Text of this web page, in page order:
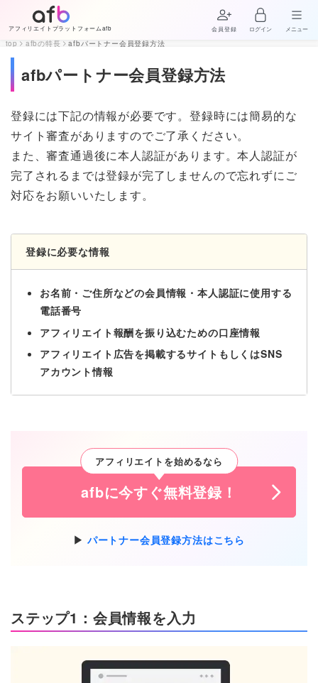
アフィリエイトプラットフォームafb 会員登録 ログイン メニュー
top afbの特長 afbパートナー会員登録方法
afbパートナー会員登録方法
登録には下記の情報が必要です。登録時には簡易的な
サイト審査がありますのでご了承ください。
また、審査通過後に本人認証があります。本人認証が
完了されるまでは登録が完了しませんので忘れずにご
対応をお願いいたします。
登録に必要な情報
お名前・ご住所などの会員情報・本人認証に使用する
電話番号
アフィリエイト報酬を振り込むための口座情報
アフィリエイト広告を掲載するサイトもしくはSNS
アカウント情報
アフィリエイトを始めるなら
afbに今すぐ無料登録！
パートナー会員登録方法はこちら
ステップ1：会員情報を入力